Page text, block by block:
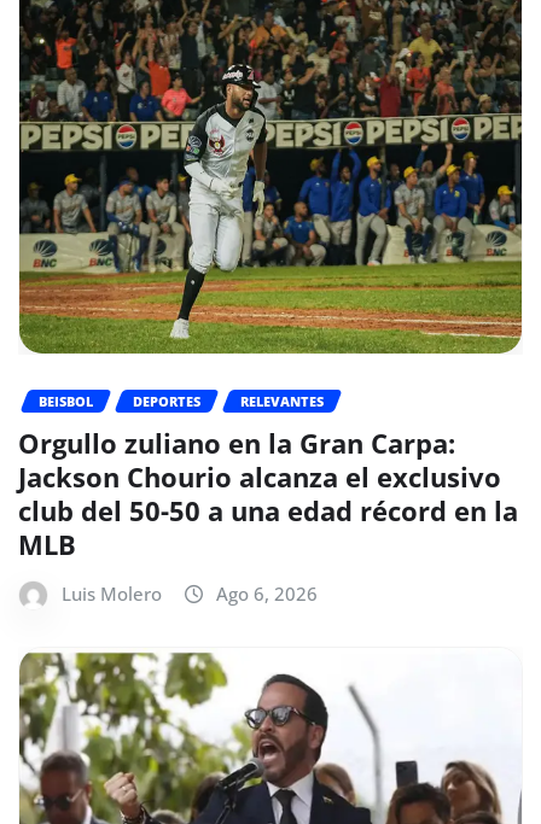
BEISBOL DEPORTES RELEVANTES
Orgullo zuliano en la Gran Carpa:
Jackson Chourio alcanza el exclusivo
club del 50-50 a una edad récord en la
MLB
Luis Molero Ago 6, 2026